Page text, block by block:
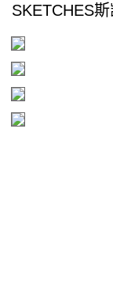
SKETCHES